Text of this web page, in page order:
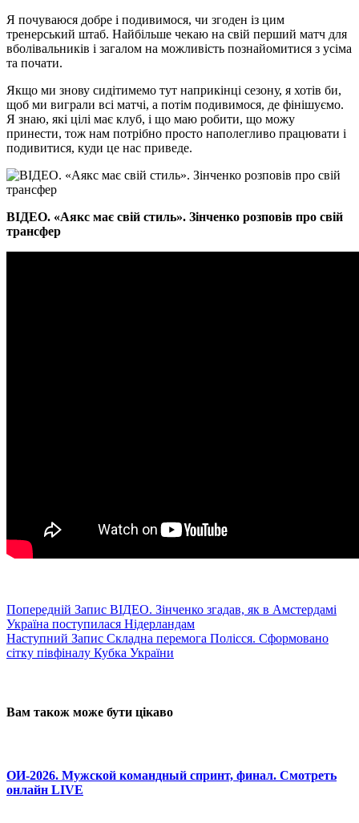
Я почуваюся добре і подивимося, чи згоден із цим
тренерський штаб. Найбільше чекаю на свій перший матч для
вболівальників і загалом на можливість познайомитися з усіма
та почати.
Якщо ми знову сидітимемо тут наприкінці сезону, я хотів би,
щоб ми виграли всі матчі, а потім подивимося, де фінішуємо.
Я знаю, які цілі має клуб, і що маю робити, що можу
принести, тож нам потрібно просто наполегливо працювати і
подивитися, куди це нас приведе.
ВІДЕО. «Аякс має свій стиль». Зінченко розповів про свій
трансфер
Попередній Запис ВІДЕО. Зінченко згадав, як в Амстердамі
Україна поступилася Нідерландам
Наступний Запис Складна перемога Полісся. Сформовано
сітку півфіналу Кубка України
Вам також може бути цікаво
ОИ-2026. Мужской командный спринт, финал. Смотреть
онлайн LIVE